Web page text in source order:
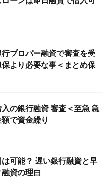
プロパー融資で審査を受
より必要な事＜まとめ保
の銀行融資 審査＜至急 急
で資金繰り
可能？ 遅い銀行融資と早
資の理由